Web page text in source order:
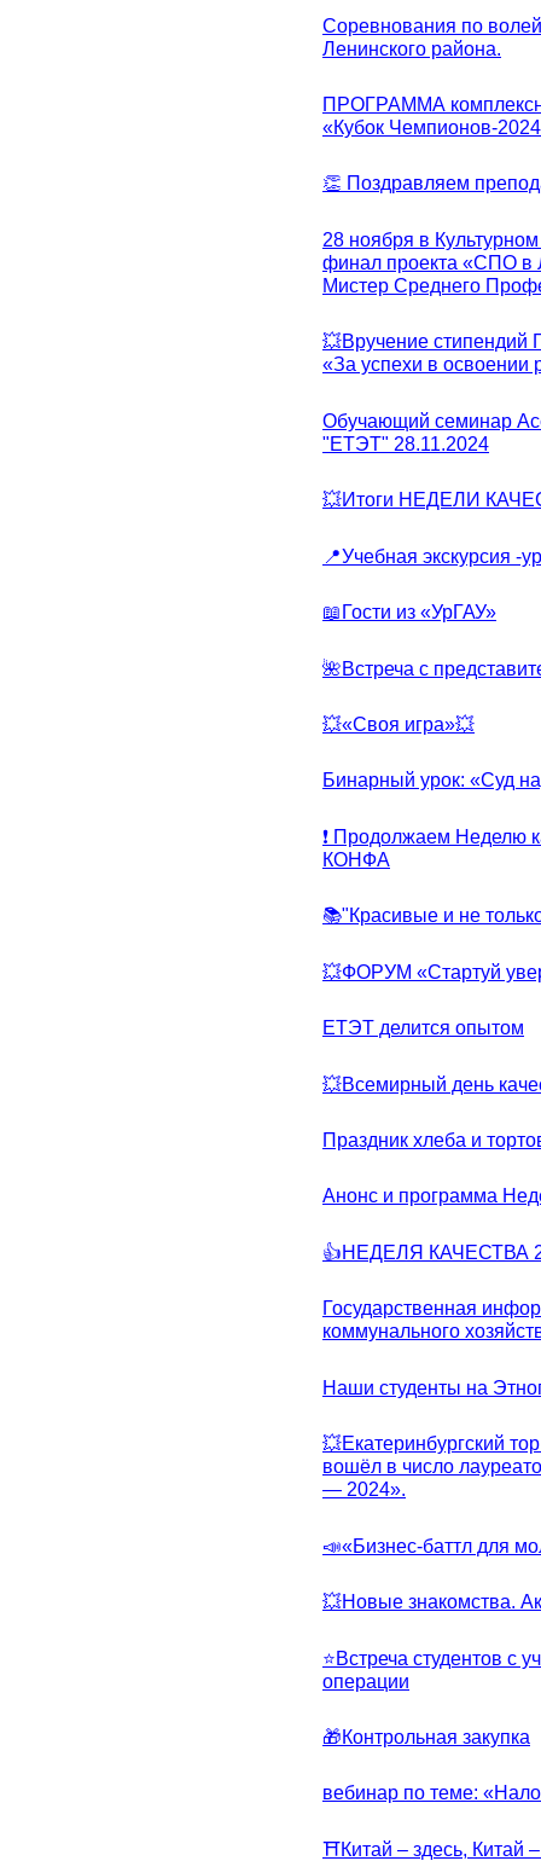
Соревнования по
Ленинского района.
ПРОГРАММА
«Кубок Чемпионов-
👏 Поздравляем
28 ноября в
финал проекта «СПО в
Мистер Среднего
💥Вручение стипендий
«За успехи в освоении
Обучающий семинар
"ЕТЭТ" 28.11.2024
💥Итоги НЕДЕЛИ
📍Учебная экскурсия -
📖Гости из «УрГАУ»
🌺Встреча с
💥«Своя игра»💥
Бинарный урок: «Суд
❗ Продолжаем Неделю
КОНФА
📚"Красивые и не
💥ФОРУМ «Стартуй
ЕТЭТ делится опытом
💥Всемирный день
Праздник хлеба и
Анонс и программа
👍НЕДЕЛЯ КАЧЕСТВА
Государственная
коммунального
Наши студенты на
💥Екатеринбургский
вошёл в число
— 2024».
📣«Бизнес-баттл для
💥Новые знакомства.
⭐Встреча студентов с
операции
🎁Контрольная закупка
вебинар по теме:
⛩Китай – здесь, Китай